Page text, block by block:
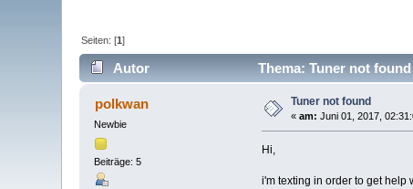
Seiten: [1]
Autor Thema: Tuner not
polkwan
Newbie
Beiträge: 5
Tuner not found
«am: Juni 01, 2017,
Hi,
i'm texting in order to get help